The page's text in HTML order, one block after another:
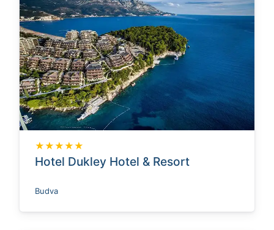
★★★★★
Hotel Dukley Hotel & Resort
Budva